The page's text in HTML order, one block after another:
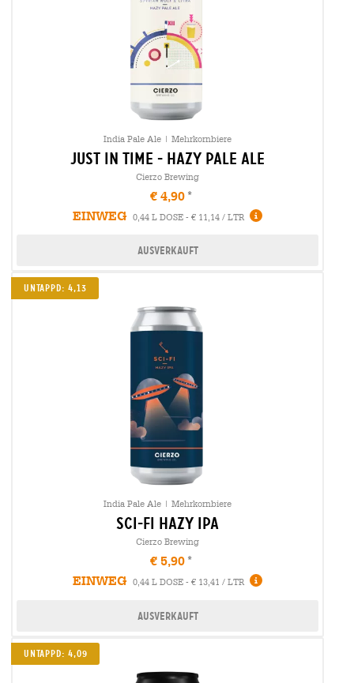
India Pale Ale | Mehrkornbiere
just in time - hazy pale ale
Cierzo Brewing
€ 4,90
EINWEG
0,44 L DOSE - € 11,14 / LTR
Ausverkauft
UNTAPPD: 4,13
India Pale Ale | Mehrkornbiere
sci-fi hazy ipa
Cierzo Brewing
€ 5,90
EINWEG
0,44 L DOSE - € 13,41 / LTR
Ausverkauft
Untappd: 4,09